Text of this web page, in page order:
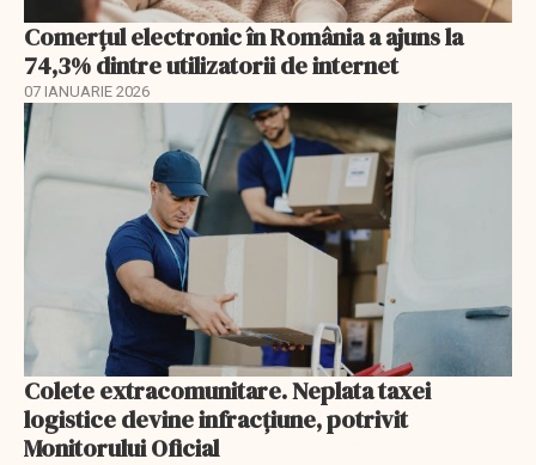
Comerțul electronic în România a ajuns la
74,3% dintre utilizatorii de internet
07 IANUARIE 2026
Colete extracomunitare. Neplata taxei
logistice devine infracțiune, potrivit
Monitorului Oficial